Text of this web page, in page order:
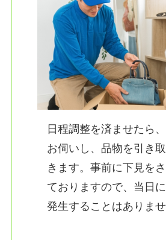
日程調整を済ませたら
お伺いし、品物を引き
きます。事前に下見を
ておりますので、当日
発生することはありませ